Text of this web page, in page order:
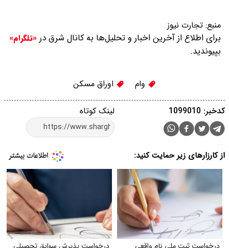
منبع: تجارت نیوز
برای اطلاع از آخرین اخبار و تحلیل‌ها به کانال شرق در «تلگرام»
بپیوندید.
وام اوراق مسکن
لینک کوتاه کدخبر: 1099010
از کارزارهای زیر حمایت کنید: